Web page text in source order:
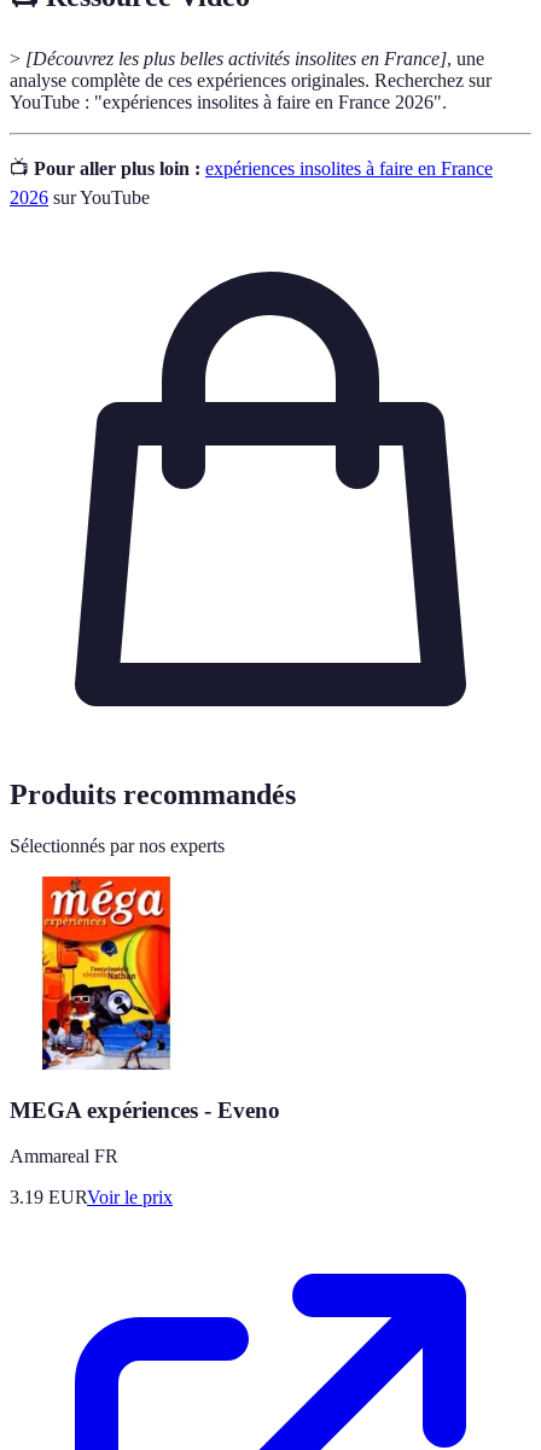
> [Découvrez les plus belles activités insolites en France], une
analyse complète de ces expériences originales. Recherchez sur
YouTube : "expériences insolites à faire en France 2026".
📺 Pour aller plus loin : expériences insolites à faire en France
2026 sur YouTube
Produits recommandés
Sélectionnés par nos experts
MEGA expériences - Eveno
Ammareal FR
3.19 EURVoir le prix